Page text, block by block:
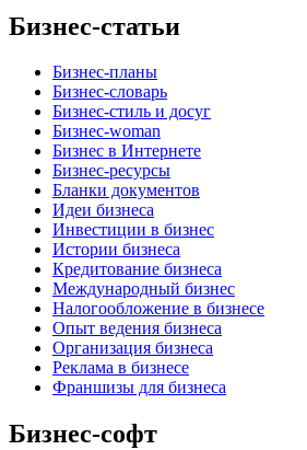
Бизнес-статьи
Бизнес-планы
Бизнес-словарь
Бизнес-стиль и досуг
Бизнес-woman
Бизнес в Интернете
Бизнес-ресурсы
Бланки документов
Идеи бизнеса
Инвестиции в бизнес
Истории бизнеса
Кредитование бизнеса
Международный бизнес
Налогообложение в бизнесе
Опыт ведения бизнеса
Организация бизнеса
Реклама в бизнесе
Франшизы для бизнеса
Бизнес-софт